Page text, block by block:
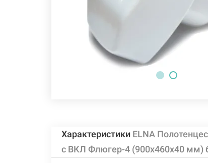
Характеристики ELNA
с ВКЛ Флюгер-4 (900х460х40 мм)